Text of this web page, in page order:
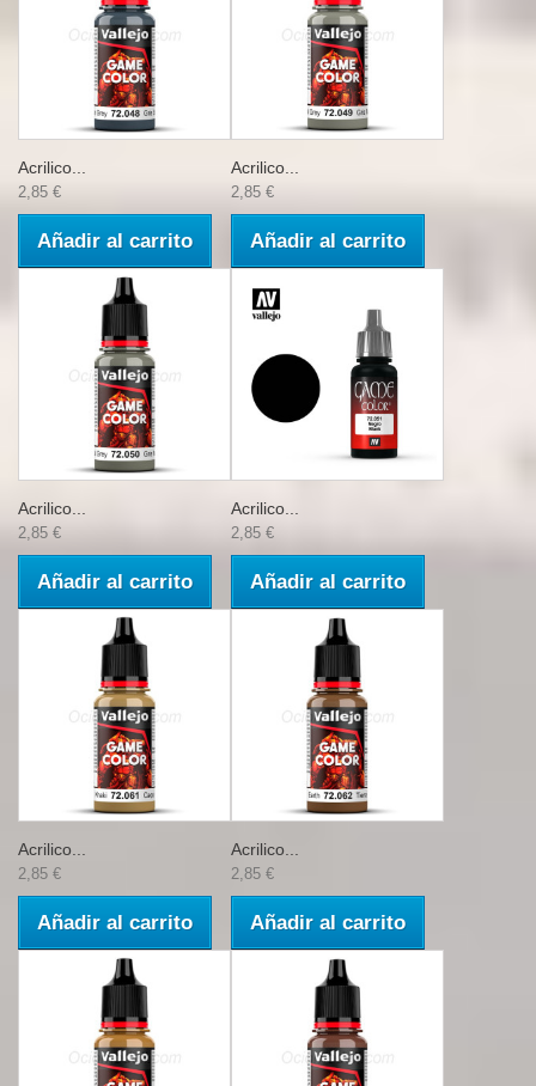
Acrilico...
2,85 €
Añadir al carrito
Acrilico...
2,85 €
Añadir al carrito
Acrilico...
2,85 €
Añadir al carrito
Acrilico...
2,85 €
Añadir al carrito
Acrilico...
2,85 €
Añadir al carrito
Acrilico...
2,85 €
Añadir al carrito